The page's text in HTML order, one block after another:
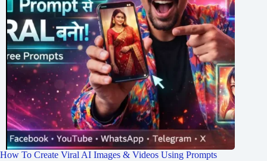
How To Create Viral AI Images & Videos Using Prompts